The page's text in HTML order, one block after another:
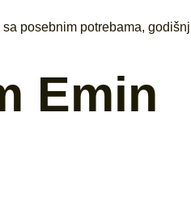
posebnim potrebama,
Emin